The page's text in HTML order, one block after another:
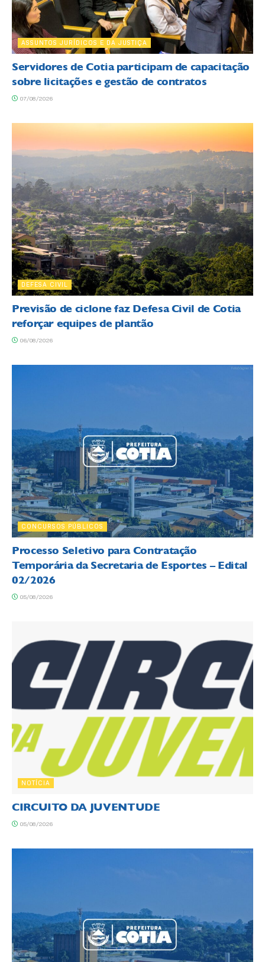
ASSUNTOS JURÍDICOS E DA JUSTIÇA
Servidores de Cotia participam de capacitação
sobre licitações e gestão de contratos
07/08/2026
DEFESA CIVIL
Previsão de ciclone faz Defesa Civil de Cotia
reforçar equipes de plantão
06/08/2026
CONCURSOS PÚBLICOS
Processo Seletivo para Contratação
Temporária da Secretaria de Esportes – Edital
02/2026
05/08/2026
NOTÍCIA
CIRCUITO DA JUVENTUDE
05/08/2026